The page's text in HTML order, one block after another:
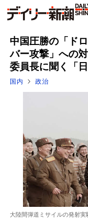
中国圧勝の「ド
バー攻撃」への
委員長に聞く「
国内 政治
大陸間弾道ミサイルの発射